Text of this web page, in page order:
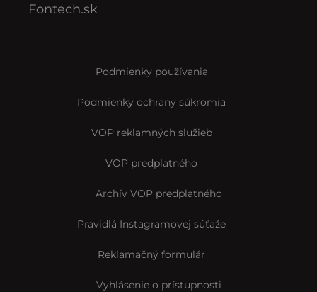
Fontech.sk
Podmienky používania
Podmienky ochrany súkromia
VOP reklamných služieb
VOP predplatného
Archív VOP predplatného
Pravidlá Instagramovej súťaže
Reklamačný formulár
Vyhlásenie o prístupnosti